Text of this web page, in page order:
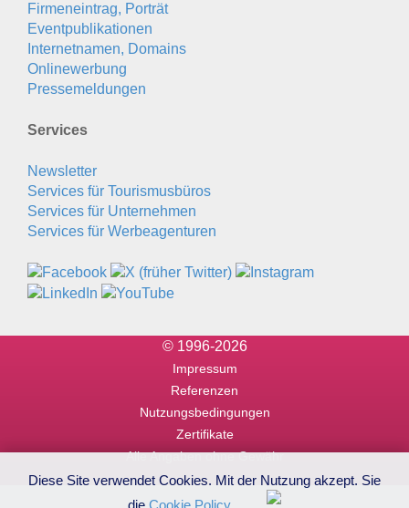
Firmeneintrag, Porträt
Eventpublikationen
Internetnamen, Domains
Onlinewerbung
Pressemeldungen
Services
Newsletter
Services für Tourismusbüros
Services für Unternehmen
Services für Werbeagenturen
© 1996-2026
Impressum
Referenzen
Nutzungsbedingungen
Zertifikate
Alle Angaben ohne Gewähr
Diese Site verwendet Cookies. Mit der Nutzung akzept. Sie